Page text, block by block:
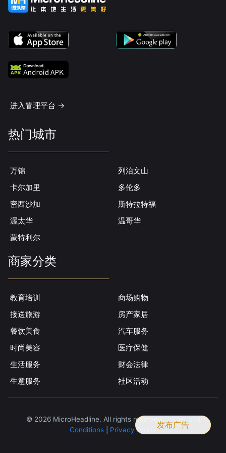
发布广告
进入管理平台 ->
热门城市
万锦
列治文山
卡尔加里
多伦多
密西沙加
斯特拉特福
渥太华
温哥华
蒙特利尔
商家分类
教育培训
商场购物
接送旅游
房产家居
餐饮美食
汽车服务
时尚美容
医疗保健
生活服务
财会法律
生意服务
社区活动
© 2026 MicroHeadline. All rights reserved.Terms and
Conditions
Privacy Policy